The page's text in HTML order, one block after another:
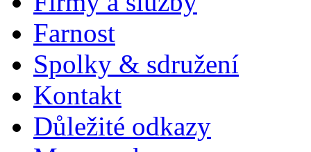
Farnost
Spolky & sdružení
Kontakt
Důležité odkazy